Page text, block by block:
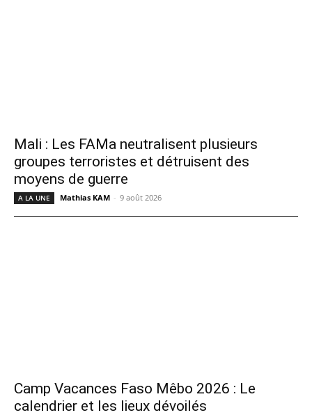
Mali : Les FAMa neutralisent plusieurs
groupes terroristes et détruisent des
moyens de guerre
A LA UNE Mathias KAM - 9 août 2026
Camp Vacances Faso Mêbo 2026 : Le
calendrier et les lieux dévoilés